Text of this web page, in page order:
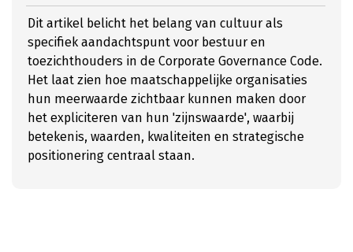
Dit artikel belicht het belang van cultuur als
specifiek aandachtspunt voor bestuur en
toezichthouders in de Corporate Governance Code.
Het laat zien hoe maatschappelijke organisaties
hun meerwaarde zichtbaar kunnen maken door
het expliciteren van hun 'zijnswaarde', waarbij
betekenis, waarden, kwaliteiten en strategische
positionering centraal staan.